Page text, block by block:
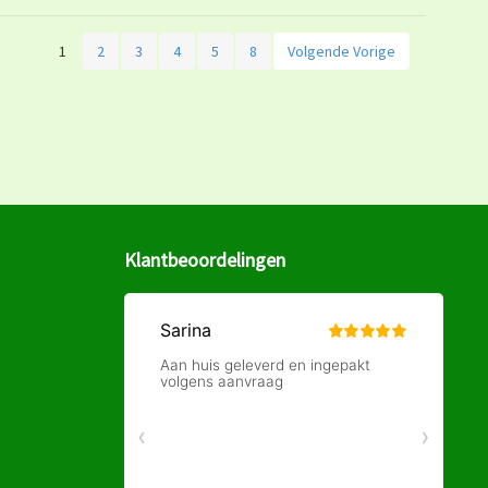
1 2 3 4 5 8 Volgende Vorige
Klantbeoordelingen